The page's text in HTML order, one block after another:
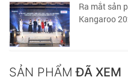
Ra mắt sản
Kangaroo
SẢN PHẨM ĐÃ XEM